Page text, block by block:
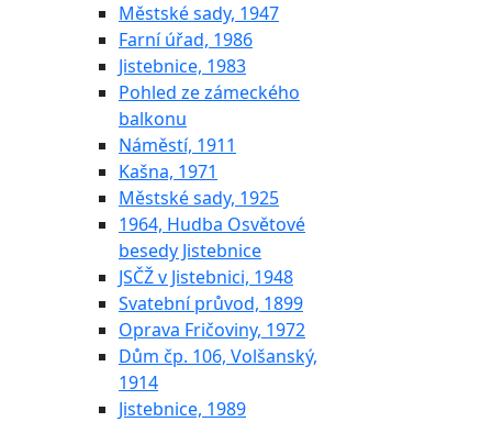
Městské sady, 1947
Farní úřad, 1986
Jistebnice, 1983
Pohled ze zámeckého
balkonu
Náměstí, 1911
Kašna, 1971
Městské sady, 1925
1964, Hudba Osvětové
besedy Jistebnice
JSČŽ v Jistebnici, 1948
Svatební průvod, 1899
Oprava Fričoviny, 1972
Dům čp. 106, Volšanský,
1914
Jistebnice, 1989